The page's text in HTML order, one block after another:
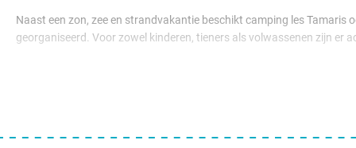
Naast een zon, zee en strandvakantie beschikt camping les
georganiseerd. Voor zowel kinderen, tieners als volwassenen zijn er